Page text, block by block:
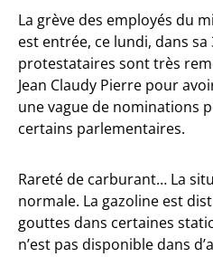
La grève des employés du
est entrée, ce lundi, dans sa
protestataires sont très
Jean Claudy Pierre pour
une vague de nominations
certains parlementaires.
Rareté de carburant… La
normale. La gazoline est
gouttes dans certaines
n’est pas disponible dans